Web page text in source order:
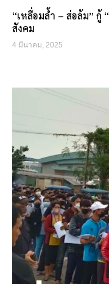
“เหลื่อมล้ำ – ส่อล้ม” กู้
สังคม
4 มีนาคม, 2025